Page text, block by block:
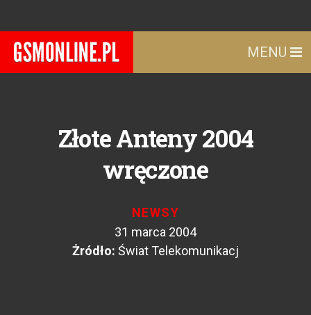
MENU
Złote Anteny 2004
wręczone
NEWSY
31 marca 2004
Żródło: Świat Telekomunikacj